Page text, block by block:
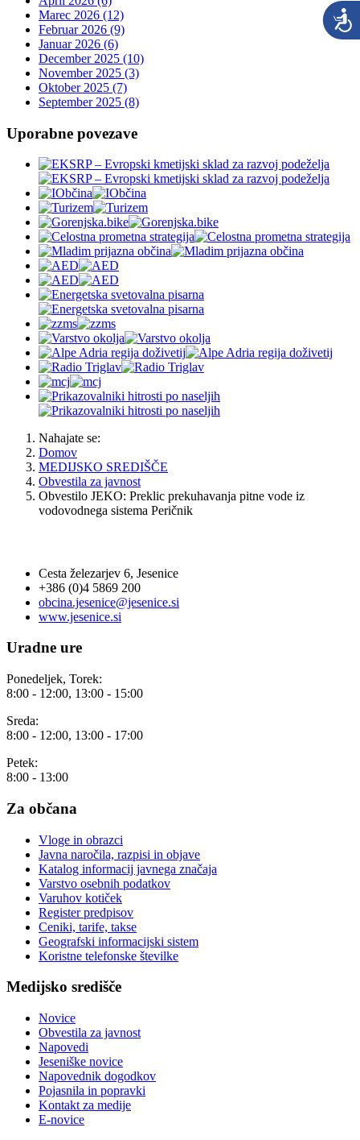
Marec 2026 (12)
Februar 2026 (9)
Januar 2026 (6)
December 2025 (10)
November 2025 (3)
Oktober 2025 (7)
September 2025 (8)
Uporabne povezave
Nahajate se:
Domov
MEDIJSKO SREDIŠČE
Obvestila za javnost
Obvestilo JEKO: Preklic prekuhavanja pitne vode iz
vodovodnega sistema Peričnik
Cesta železarjev 6, Jesenice
+386 (0)4 5869 200
obcina.jesenice@jesenice.si
www.jesenice.si
Uradne ure
Ponedeljek, Torek:
8:00 - 12:00, 13:00 - 15:00
Sreda:
8:00 - 12:00, 13:00 - 17:00
Petek:
8:00 - 13:00
Za občana
Vloge in obrazci
Javna naročila, razpisi in objave
Katalog informacij javnega značaja
Varstvo osebnih podatkov
Varuhov kotiček
Register predpisov
Ceniki, tarife, takse
Geografski informacijski sistem
Koristne telefonske številke
Medijsko središče
Novice
Obvestila za javnost
Napovedi
Jeseniške novice
Napovednik dogodkov
Pojasnila in popravki
Kontakt za medije
E-novice